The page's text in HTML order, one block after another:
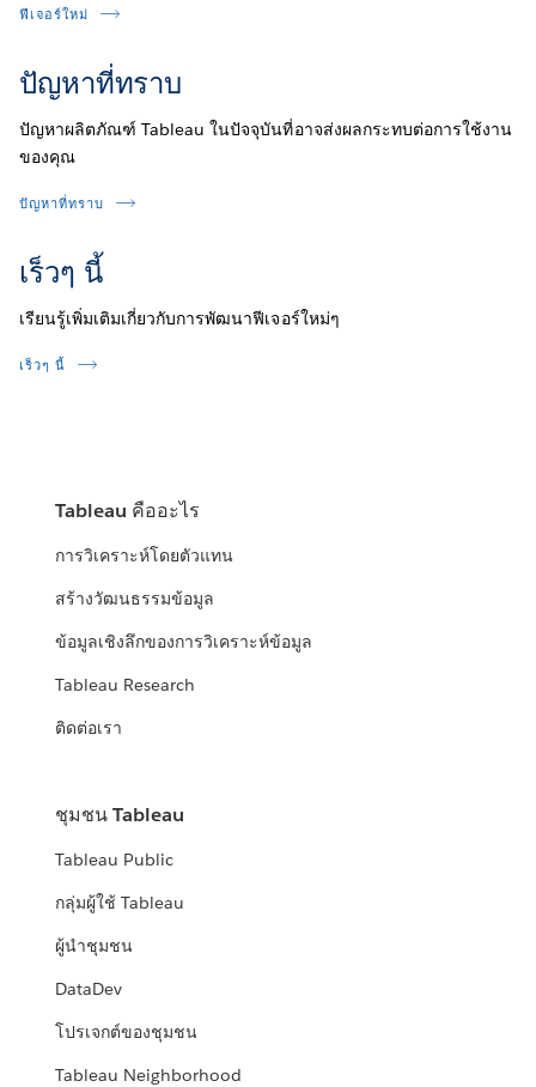
ฟีเจอร์ใหม่
ปัญหาที่ทราบ
ปัญหาผลิตภัณฑ์ Tableau ในปัจจุบันที่อาจส่งผลกระทบต่อการใช้งาน
ของคุณ
ปัญหาที่ทราบ
เร็วๆ นี้
เรียนรู้เพิ่มเติมเกี่ยวกับการพัฒนาฟีเจอร์ใหม่ๆ
เร็วๆ นี้
Tableau คืออะไร
การวิเคราะห์โดยตัวแทน
สร้างวัฒนธรรมข้อมูล
ข้อมูลเชิงลึกของการวิเคราะห์ข้อมูล
Tableau Research
ติดต่อเรา
ชุมชน Tableau
Tableau Public
กลุ่มผู้ใช้ Tableau
ผู้นำชุมชน
DataDev
โปรเจกต์ของชุมชน
Tableau Neighborhood